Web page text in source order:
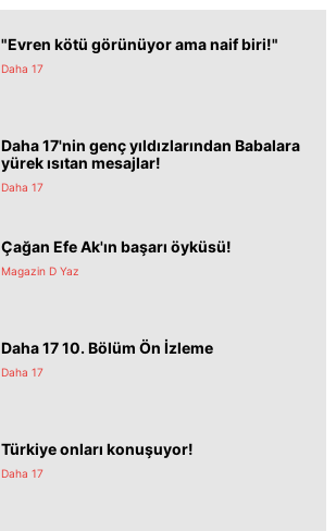
"Evren kötü görünüyor ama naif biri!"
Daha 17
Daha 17'nin genç yıldızlarından Babalara
yürek ısıtan mesajlar!
Daha 17
Çağan Efe Ak'ın başarı öyküsü!
Magazin D Yaz
Daha 17 10. Bölüm Ön İzleme
Daha 17
Türkiye onları konuşuyor!
Daha 17